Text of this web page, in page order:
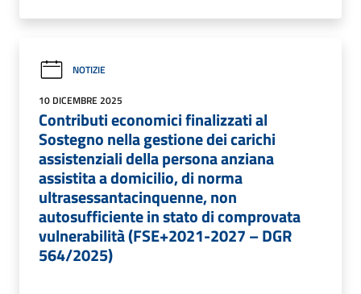
NOTIZIE
10 DICEMBRE 2025
Contributi economici finalizzati al
Sostegno nella gestione dei carichi
assistenziali della persona anziana
assistita a domicilio, di norma
ultrasessantacinquenne, non
autosufficiente in stato di comprovata
vulnerabilità (FSE+2021-2027 – DGR
564/2025)